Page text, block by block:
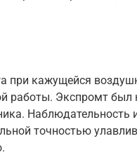
при кажущейся
работы. Экспромт был
Наблюдательность
точностью